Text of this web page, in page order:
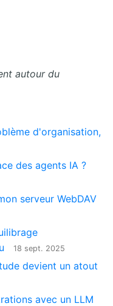
autour du
d'organisation,
des agents IA ?
serveur WebDAV
18 sept. 2025
devient un atout
avec un LLM